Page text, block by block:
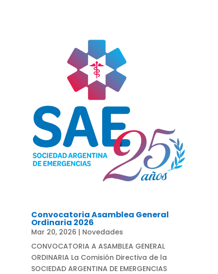
Convocatoria Asamblea General
Ordinaria 2026
Mar 20, 2026 | Novedades
CONVOCATORIA A ASAMBLEA GENERAL
ORDINARIA La Comisión Directiva de la
SOCIEDAD ARGENTINA DE EMERGENCIAS